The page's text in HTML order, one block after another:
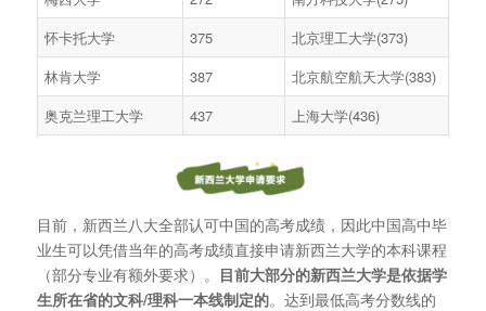
怀卡托大学
375
北京理工大学(373)
林肯大学
387
北京航空航天大学(383)
奥克兰理工大学
437 上海大学(436)
目前，新西兰八大全部认可中国的高考成绩，因此中国高中毕
业生可以凭借当年的高考成绩直接申请新西兰大学的本科课程
（部分专业有额外要求）。 目前大部分的新西兰大学是依据学
生所在省的文科/理科一本线制定的。达到最低高考分数线的